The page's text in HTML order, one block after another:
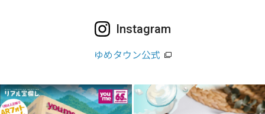
Instagram
ゆめタウン公式